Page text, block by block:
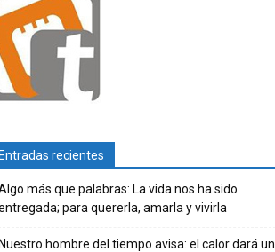
recientes
más que palabras: La vida nos ha sido
para quererla, amarla y vivirla
hombre del tiempo avisa: el calor dará un